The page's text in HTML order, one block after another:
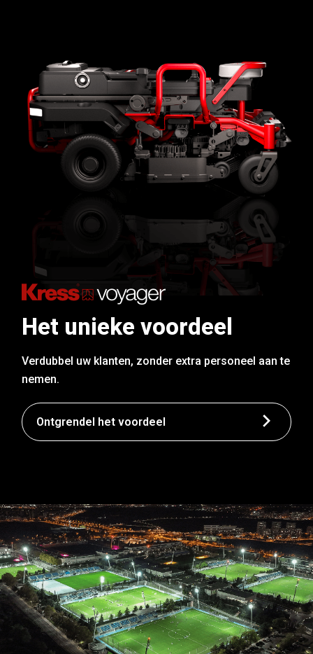
Het unieke voordeel
Verdubbel uw klanten, zonder extra personeel aan te
nemen.
Ontgrendel het voordeel